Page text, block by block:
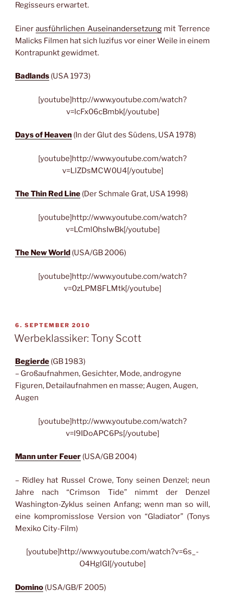
Regisseurs erwartet.
Einerausführlichen Auseinandersetzungmit Terrence
Malicks Filmen hat sich luzifus vor einer Weile in einem
Kontrapunkt gewidmet.
Badlands (USA 1973)
[youtube]http://www.youtube.com/watch?
v=lcFx06cBmbk[/youtube]
Days of Heaven (In der Glut des Südens, USA 1978)
[youtube]http://www.youtube.com/watch?
v=LlZDsMCW0U4[/youtube]
The Thin Red Line (Der Schmale Grat, USA 1998)
[youtube]http://www.youtube.com/watch?
v=LCmlOhsIwBk[/youtube]
The New World (USA/GB 2006)
[youtube]http://www.youtube.com/watch?
v=0zLPM8FLMtk[/youtube]
VERÖFFENTLICHT
AM
6. SEPTEMBER 2010
Werbeklassiker: Tony Scott
Begierde (GB 1983)
– Großaufnahmen, Gesichter, Mode, androgyne
Figuren, Detailaufnahmen en masse; Augen, Augen,
Augen
[youtube]http://www.youtube.com/watch?
v=l9IDoAPC6Ps[/youtube]
Mann unter Feuer (USA/GB 2004)
– Ridley hat Russel Crowe, Tony seinen Denzel; neun
Jahre nach “Crimson Tide” nimmt der Denzel
Washington-Zyklus seinen Anfang; wenn man so will,
eine kompromisslose Version von “Gladiator” (Tonys
Mexiko City-Film)
[youtube]http://www.youtube.com/watch?v=6s_-
O4HglGI[/youtube]
Domino (USA/GB/F 2005)